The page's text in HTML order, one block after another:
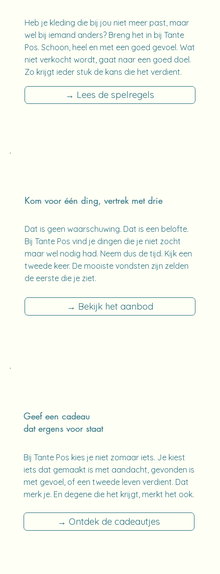
Heb je kleding die bij jou niet meer past, maar
wel bij iemand anders? Breng het in bij Tante
Pos. Schoon, heel en met een goed gevoel. Wat
niet verkocht wordt, gaat naar een goed doel.
Zo krijgt ieder stuk de kans die het verdient.
→ Lees de spelregels
Kom voor één ding, vertrek met drie
Dat is geen waarschuwing. Dat is een belofte.
Bij Tante Pos vind je dingen die je niet zocht
maar wel nodig had. Neem dus de tijd. Kijk een
tweede keer. De mooiste vondsten zijn zelden
de eerste die je ziet.
→ Bekijk het aanbod
Geef een cadeau
dat ergens voor staat
Bij Tante Pos kies je niet zomaar iets. Je kiest
iets dat gemaakt is met aandacht, gevonden is
met gevoel, of een tweede leven verdient. Dat
merk je. En degene die het krijgt, merkt het ook.
→ Ontdek de cadeautjes